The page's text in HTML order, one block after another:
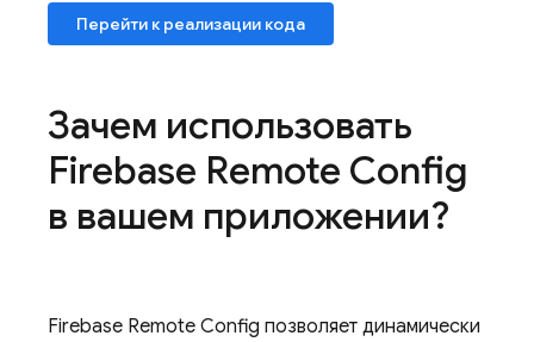
Перейти к реализации кода
Зачем использовать
Firebase Remote Config
в вашем приложении?
Firebase Remote Config позволяет динамически